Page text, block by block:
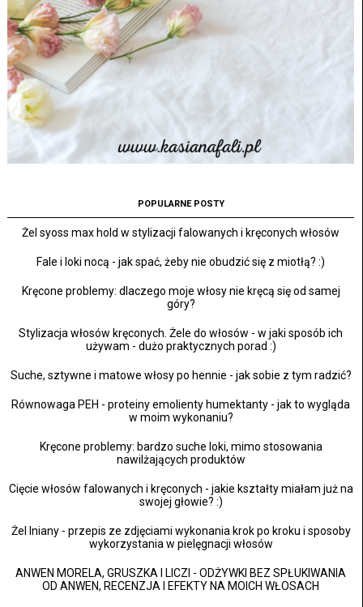
POPULARNE POSTY
Żel syoss max hold w stylizacji falowanych i kręconych włosów
Fale i loki nocą - jak spać, żeby nie obudzić się z miotłą? :)
Kręcone problemy: dlaczego moje włosy nie kręcą się od samej
góry?
Stylizacja włosów kręconych. Żele do włosów - w jaki sposób ich
używam - dużo praktycznych porad :)
Suche, sztywne i matowe włosy po hennie - jak sobie z tym radzić?
Równowaga PEH - proteiny emolienty humektanty - jak to wygląda
w moim wykonaniu?
Kręcone problemy: bardzo suche loki, mimo stosowania
nawilżających produktów
Cięcie włosów falowanych i kręconych - jakie kształty miałam już na
swojej głowie? :)
Żel lniany - przepis ze zdjęciami wykonania krok po kroku i sposoby
wykorzystania w pielęgnacji włosów
ANWEN MORELA, GRUSZKA I LICZI - ODŻYWKI BEZ SPŁUKIWANIA
OD ANWEN, RECENZJA I EFEKTY NA MOICH WŁOSACH